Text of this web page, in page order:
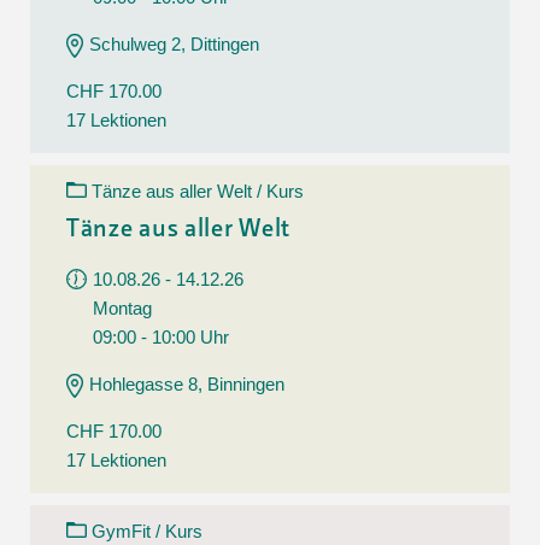
Schulweg 2, Dittingen
CHF 170.00
17 Lektionen
Tänze aus aller Welt / Kurs
Tänze aus aller Welt
10.08.26 - 14.12.26
Montag
09:00 - 10:00 Uhr
Hohlegasse 8, Binningen
CHF 170.00
17 Lektionen
GymFit / Kurs